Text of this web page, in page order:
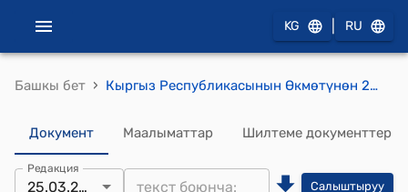
KG RU
Башкы бет › Кыргыз Республикасынын Өкмөтүнөн 2008-жылдын 30-майындагы №255 "Кыргыз Республикасынын 2008-жылга республикалык бюджети жөнүндө" Кыргыз Республикасынын Мыйзамына өзгөртүүлөрдү жана толуктоолорду киргизүү тууралуу" Кыргыз Республикасынын Мыйзам долбоору жөнүндө"токтому
Документ Маалыматтар Шилтеме документтер
Редакция
25.03.2022 Салыштыруу